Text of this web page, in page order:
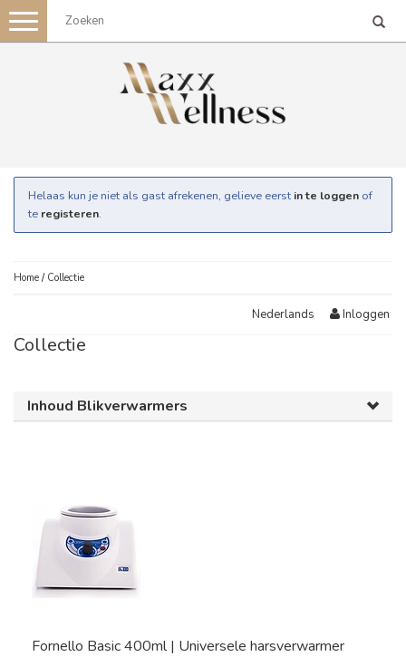
Toggle
navigation
Helaas kun je niet als gast afrekenen, gelieve eerst in te loggen of
te registeren.
Home / Collectie
Nederlands Inloggen
Collectie
Inhoud Blikverwarmers
Fornello Basic 400ml | Universele harsverwarmer